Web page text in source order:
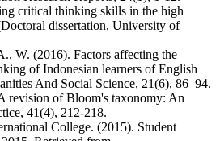
critical thinking skills in the high
dissertation, University of
W. (2016). Factors affecting the
of Indonesian learners of English
And Social Science, 21(6), 86–94.
revision of Bloom's taxonomy: An
41(4), 212-218.
College. (2015). Student